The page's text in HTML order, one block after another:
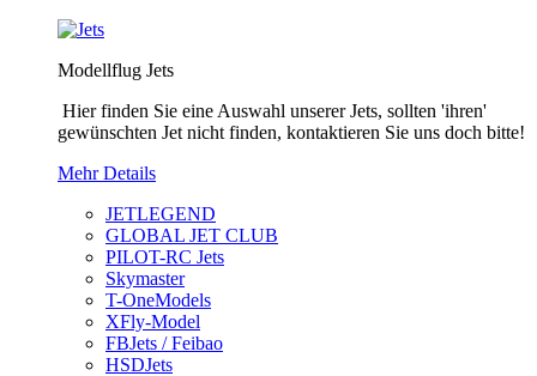
Modellflug Jets
Hier finden Sie eine Auswahl unserer Jets, sollten 'ihren'
gewünschten Jet nicht finden, kontaktieren Sie uns doch bitte!
Mehr Details
JETLEGEND
GLOBAL JET CLUB
PILOT-RC Jets
Skymaster
T-OneModels
XFly-Model
FBJets / Feibao
HSDJets